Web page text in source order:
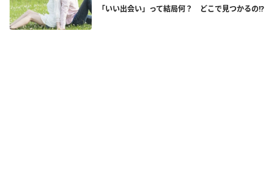
「いい出会い」って結局何？ どこで見つかるの!?